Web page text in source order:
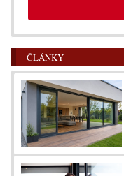
ČLÁNKY